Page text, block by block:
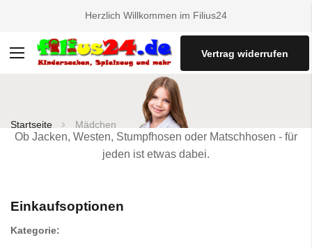
Herzlich Willkommen im Filius24
Navigation
Vertrag widerrufen
Startseite Mädchen
Ob Jacken, Westen, Stumpfhosen oder Matschhosen - für
jeden ist etwas dabei.
Einkaufsoptionen
Kategorie